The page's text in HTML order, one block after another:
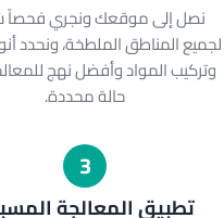
نصل إلى موقعك ونجري فحصاً
لجميع المناطق الملطخة، ونحدد
وتركيب المواد وأفضل نهج
حالة محددة.
3
تطبيق المعالجة